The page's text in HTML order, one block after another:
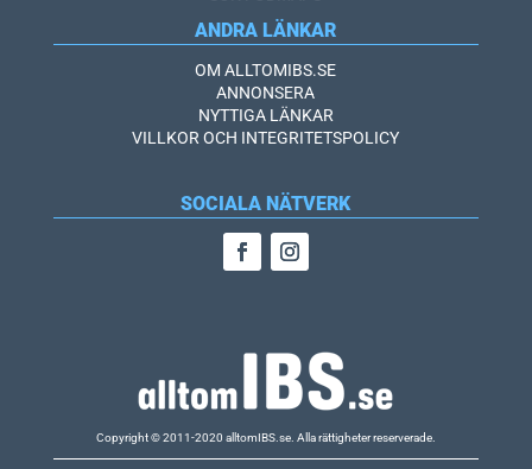
ANDRA LÄNKAR
OM ALLTOMIBS.SE
ANNONSERA
NYTTIGA LÄNKAR
VILLKOR OCH INTEGRITETSPOLICY
SOCIALA NÄTVERK
Copyright © 2011-2020 alltomIBS.se. Alla rättigheter reserverade.